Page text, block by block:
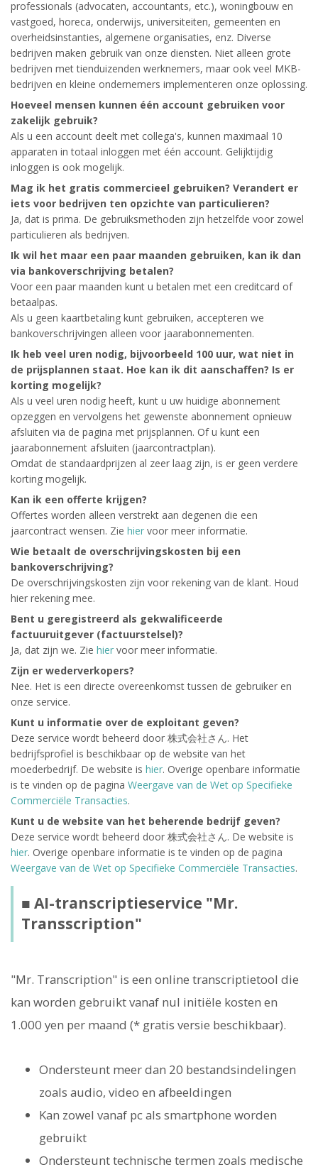
professionals (advocaten, accountants, etc.), woningbouw en
vastgoed, horeca, onderwijs, universiteiten, gemeenten en
overheidsinstanties, algemene organisaties, enz. Diverse
bedrijven maken gebruik van onze diensten. Niet alleen grote
bedrijven met tienduizenden werknemers, maar ook veel MKB-
bedrijven en kleine ondernemers implementeren onze oplossing.
Hoeveel mensen kunnen één account gebruiken voor
zakelijk gebruik?
Als u een account deelt met collega's, kunnen maximaal 10
apparaten in totaal inloggen met één account. Gelijktijdig
inloggen is ook mogelijk.
Mag ik het gratis commercieel gebruiken? Verandert er
iets voor bedrijven ten opzichte van particulieren?
Ja, dat is prima. De gebruiksmethoden zijn hetzelfde voor zowel
particulieren als bedrijven.
Ik wil het maar een paar maanden gebruiken, kan ik dan
via bankoverschrijving betalen?
Voor een paar maanden kunt u betalen met een creditcard of
betaalpas.
Als u geen kaartbetaling kunt gebruiken, accepteren we
bankoverschrijvingen alleen voor jaarabonnementen.
Ik heb veel uren nodig, bijvoorbeeld 100 uur, wat niet in
de prijsplannen staat. Hoe kan ik dit aanschaffen? Is er
korting mogelijk?
Als u veel uren nodig heeft, kunt u uw huidige abonnement
opzeggen en vervolgens het gewenste abonnement opnieuw
afsluiten via de pagina met prijsplannen. Of u kunt een
jaarabonnement afsluiten (jaarcontractplan).
Omdat de standaardprijzen al zeer laag zijn, is er geen verdere
korting mogelijk.
Kan ik een offerte krijgen?
Offertes worden alleen verstrekt aan degenen die een
jaarcontract wensen. Zie hier voor meer informatie.
Wie betaalt de overschrijvingskosten bij een
bankoverschrijving?
De overschrijvingskosten zijn voor rekening van de klant. Houd
hier rekening mee.
Bent u geregistreerd als gekwalificeerde
factuuruitgever (factuurstelsel)?
Ja, dat zijn we. Zie hier voor meer informatie.
Zijn er wederverkopers?
Nee. Het is een directe overeenkomst tussen de gebruiker en
onze service.
Kunt u informatie over de exploitant geven?
Deze service wordt beheerd door 株式会社さん. Het
bedrijfsprofiel is beschikbaar op de website van het
moederbedrijf. De website is hier. Overige openbare informatie
is te vinden op de pagina Weergave van de Wet op Specifieke
Commerciële Transacties.
Kunt u de website van het beherende bedrijf geven?
Deze service wordt beheerd door 株式会社さん. De website is
hier. Overige openbare informatie is te vinden op de pagina
Weergave van de Wet op Specifieke Commerciële Transacties.
■ AI-transcriptieservice "Mr.
Transscription"
"Mr. Transcription" is een online transcriptietool die
kan worden gebruikt vanaf nul initiële kosten en
1.000 yen per maand (* gratis versie beschikbaar).
Ondersteunt meer dan 20 bestandsindelingen
zoals audio, video en afbeeldingen
Kan zowel vanaf pc als smartphone worden
gebruikt
Ondersteunt technische termen zoals medische